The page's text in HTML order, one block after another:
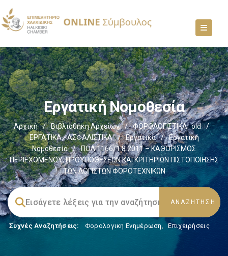
Εργατική Νομοθεσία
Αρχική / Βιβλιοθήκη Αρχείων / ΦΟΡΟΛΟΓΙΣΤΙΚΑ_old
/
ΕΡΓΑΤΙΚΑ - ΑΣΦΑΛΙΣΤΙΚΑ
/ Εργατικά /
Εργατική
Νομοθεσία
/
ΠΟΛ.1166/1.8.2011 – ΚΑΘΟΡΙΣΜΟΣ
ΠΕΡΙΕΧΟΜΕΝΟΥ, ΠΡΟΫΠΟΘΕΣΕΩΝ ΚΑΙ ΚΡΙΤΗΡΙΩΝ ΠΙΣΤΟΠΟΙΗΣΗΣ
ΤΩΝ ΛΟΓΙΣΤΩΝ ΦΟΡΟΤΕΧΝΙΚΩΝ
Συχνές Αναζητήσεις: Φορολογικη Ενημέρωση, Επιχειρήσεις